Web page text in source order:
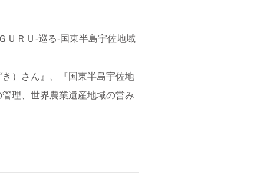
ＵＲＵ-巡る-国東半島宇佐地域
）さん』、『国東半島宇佐地
理、世界農業遺産地域の営み